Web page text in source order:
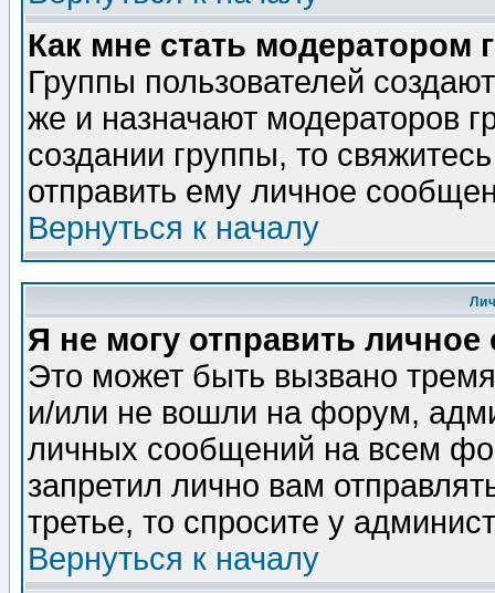
Как мне стать модератором
Группы пользователей
же и назначают модераторов
создании группы, то
отправить ему личное
Вернуться к началу
Я не могу отправить
Это может быть вызвано
и/или не вошли на форум,
личных сообщений на всем
запретил лично вам
третье, то спросите у
Вернуться к началу